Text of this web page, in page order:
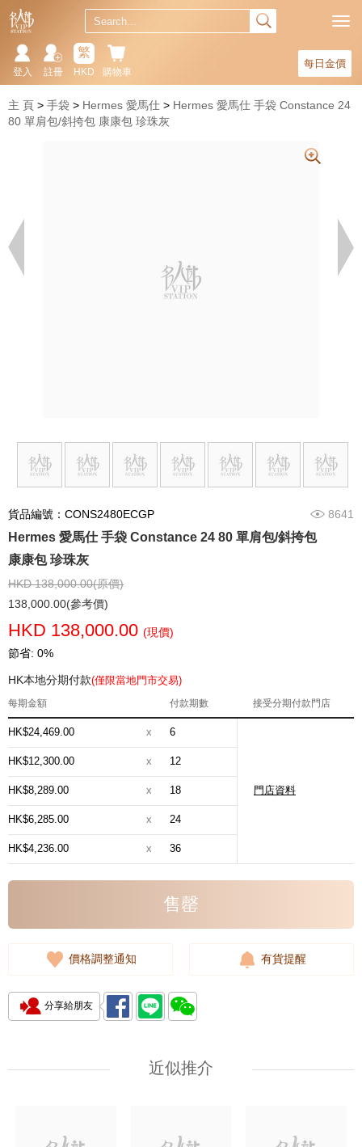
每日金價
購物車
繁
HKD
註冊
登入
主 頁 手袋 Hermes 愛馬仕
Hermes 愛馬仕 手袋 Constance 24
80 單肩包/斜挎包 康康包 珍珠灰
貨品編號：CONS2480ECGP 8641
Hermes 愛馬仕 手袋 Constance 24 80 單肩包/斜挎包
康康包 珍珠灰
HKD 138,000.00(原價)
138,000.00(參考價)
HKD 138,000.00 (現價)
節省: 0%
HK本地分期付款(僅限當地門市交易)
每期金額 付款期數 接受分期付款門店
HK$24,469.00 x 6
門店資料
HK$12,300.00 x 12
HK$8,289.00 x 18
HK$6,285.00 x 24
HK$4,236.00 x 36
售罄
價格調整通知 有貨提醒
分享給朋友
近似推介